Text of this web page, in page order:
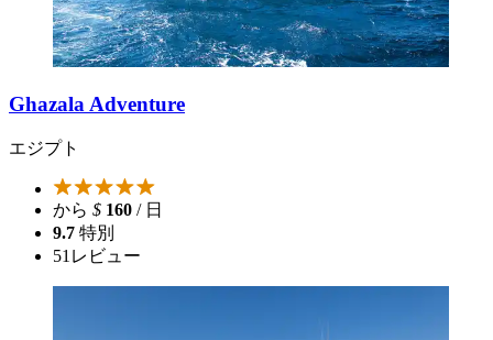
Ghazala Adventure
エジプト
から $ 160 / 日
9.7 特別
51 レビュー